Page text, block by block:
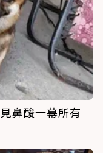
鼻酸一幕所有